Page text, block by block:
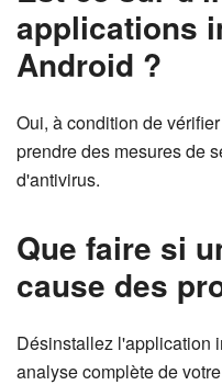
applications
Android ?
Oui, à condition de
prendre des mesures de
d'antivirus.
Que faire si
cause des
Désinstallez l'application
analyse complète de